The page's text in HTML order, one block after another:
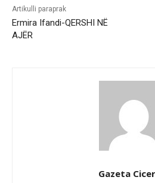
Artikulli paraprak
Ermira Ifandi-QERSHI NË
AJËR
Gazeta